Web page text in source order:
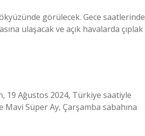
görülecek. Gece saatlerinde
ulaşacak ve açık havalarda çıplak
19 Ağustos 2024, Türkiye saatiyle
Mavi Süper Ay, Çarşamba sabahına